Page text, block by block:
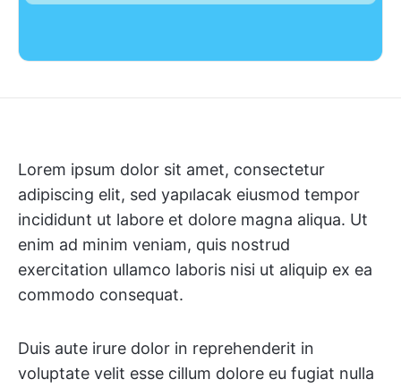
Lorem ipsum dolor sit amet, consectetur
adipiscing elit, sed yapılacak eiusmod tempor
incididunt ut labore et dolore magna aliqua. Ut
enim ad minim veniam, quis nostrud
exercitation ullamco laboris nisi ut aliquip ex ea
commodo consequat.
Duis aute irure dolor in reprehenderit in
voluptate velit esse cillum dolore eu fugiat nulla